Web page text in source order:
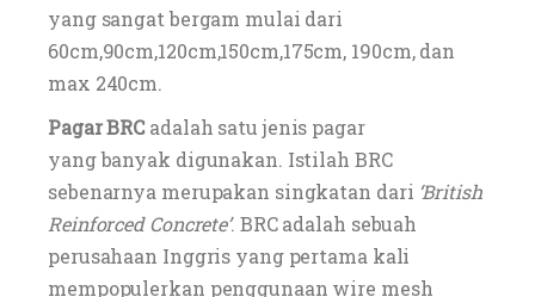
yang sangat bergam mulai dari
60cm,90cm,120cm,150cm,175cm, 190cm, dan
max 240cm.
Pagar BRC adalah satu jenis pagar
yang banyak digunakan. Istilah BRC
sebenarnya merupakan singkatan dari ‘British
Reinforced Concrete’. BRC adalah sebuah
perusahaan Inggris yang pertama kali
mempopulerkan penggunaan wire mesh